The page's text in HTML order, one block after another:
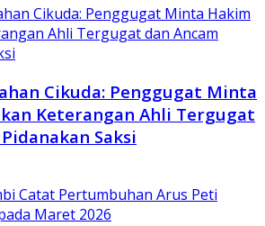
Cikuda: Penggugat Minta
Keterangan Ahli Tergugat
Saksi